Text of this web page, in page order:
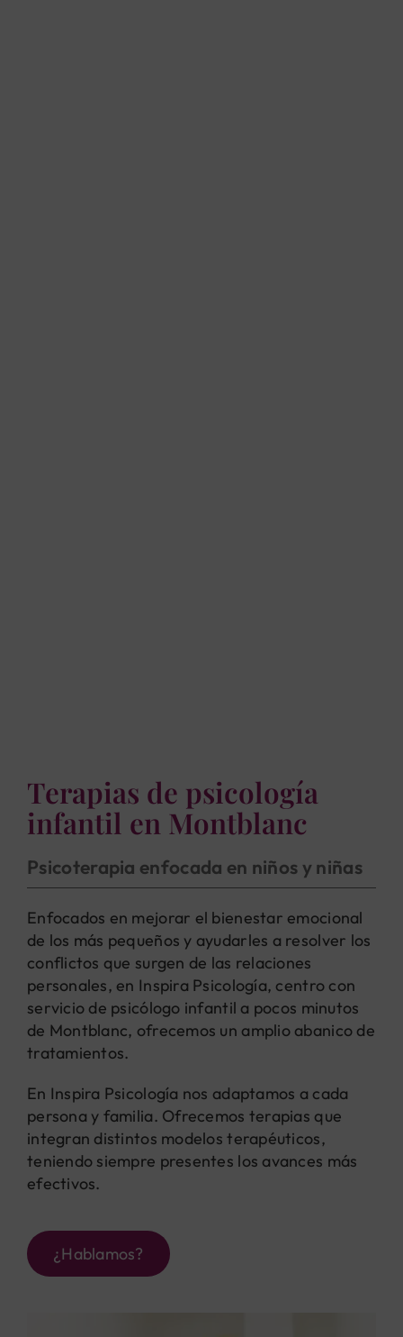
Terapias de psicología
infantil en Montblanc
Psicoterapia enfocada en niños y niñas
Enfocados en mejorar el bienestar emocional
de los más pequeños y ayudarles a resolver los
conflictos que surgen de las relaciones
personales, en Inspira Psicología, centro con
servicio de psicólogo infantil a pocos minutos
de Montblanc, ofrecemos un amplio abanico de
tratamientos.
En Inspira Psicología nos adaptamos a cada
persona y familia. Ofrecemos terapias que
integran distintos modelos terapéuticos,
teniendo siempre presentes los avances más
efectivos.
¿Hablamos?